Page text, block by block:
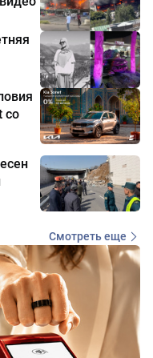
со
Смотреть еще